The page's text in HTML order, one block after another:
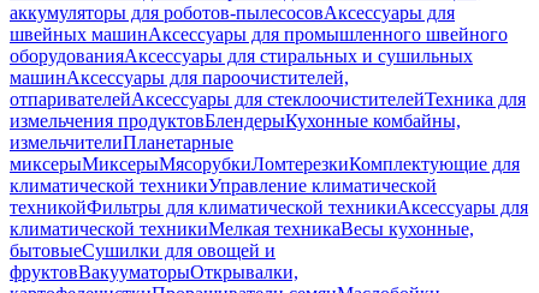
аккумуляторы для роботов-пылесосовАксессуары для
швейных машинАксессуары для промышленного швейного
оборудованияАксессуары для стиральных и сушильных
машинАксессуары для пароочистителей,
отпаривателейАксессуары для стеклоочистителейТехника для
измельчения продуктовБлендерыКухонные комбайны,
измельчителиПланетарные
миксерыМиксерыМясорубкиЛомтерезкиКомплектующие для
климатической техникиУправление климатической
техникойФильтры для климатической техникиАксессуары для
климатической техникиМелкая техникаВесы кухонные,
бытовыеСушилки для овощей и
фруктовВакууматорыОткрывалки,